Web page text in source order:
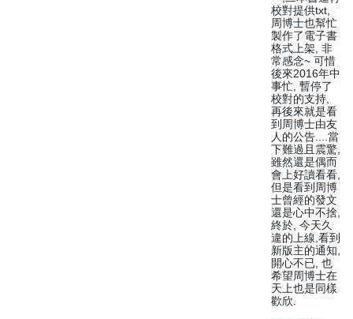
校對提供txt,
周博士也幫忙
製作了電子書
格式上架, 非
常感念~ 可惜
後來2016年中
事忙, 暫停了
校對的支持,
再後來就是看
到周博士由友
人的公告....當
下難過且震驚,
雖然還是偶而
會上好讀看看,
但是看到周博
士曾經的發文
還是心中不捨,
終於, 今天久
違的上線,看到
新版主的通知,
開心不已, 也
希望周博士在
天上也是同樣
歡欣.